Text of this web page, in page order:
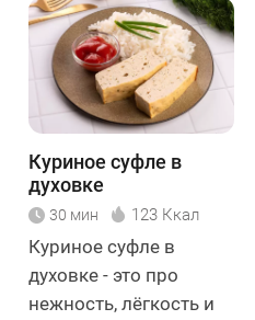
Куриное суфле в
духовке
30 мин 123 Ккал
Куриное суфле в
духовке - это про
нежность, лёгкость и